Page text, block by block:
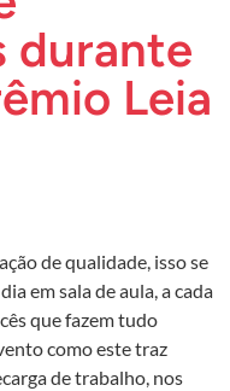
durante
Leia
de qualidade, isso se
em sala de aula, a cada
que fazem tudo
como este traz
de trabalho, nos